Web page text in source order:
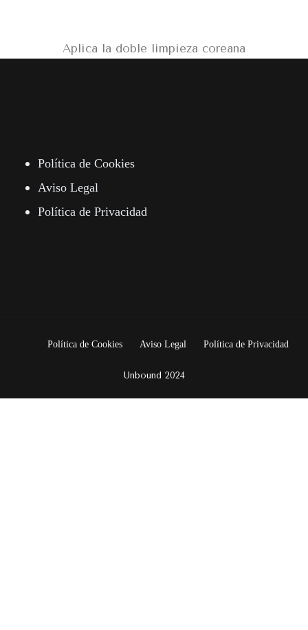
Aplica la doble limpieza coreana
Política de Cookies
Aviso Legal
Política de Privacidad
Política de Cookies Aviso Legal Política de Privacidad
Unbound 2024